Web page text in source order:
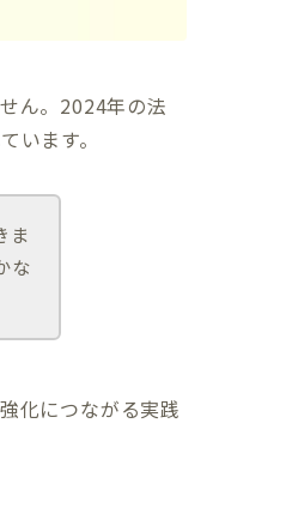
ん。2024年の法
います。
ま
な
化につながる実践